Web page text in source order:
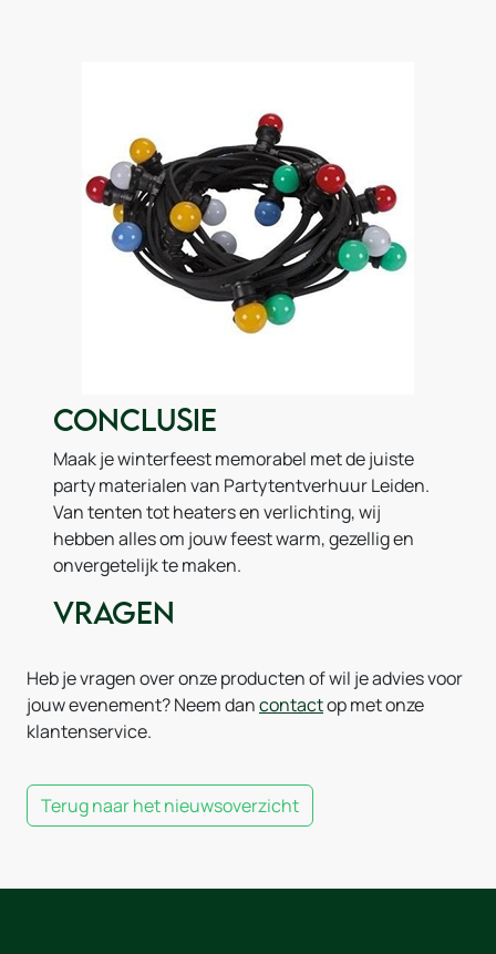
Conclusie
Maak je winterfeest memorabel met de juiste
party materialen van Partytentverhuur Leiden.
Van tenten tot heaters en verlichting, wij
hebben alles om jouw feest warm, gezellig en
onvergetelijk te maken.
Vragen
Heb je vragen over onze producten of wil je advies voor
jouw evenement? Neem dancontactop met onze
klantenservice.
Terug naar het nieuwsoverzicht